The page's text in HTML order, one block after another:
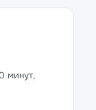
минут,